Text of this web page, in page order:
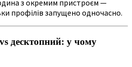
з окремим пристроєм —
профілів запущено одночасно.
десктопний: у чому